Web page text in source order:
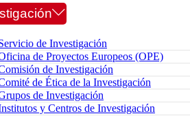
de Investigación
de Proyectos Europeos (OPE)
de Investigación
de Ética de la Investigación
de Investigación
y Centros de Investigación